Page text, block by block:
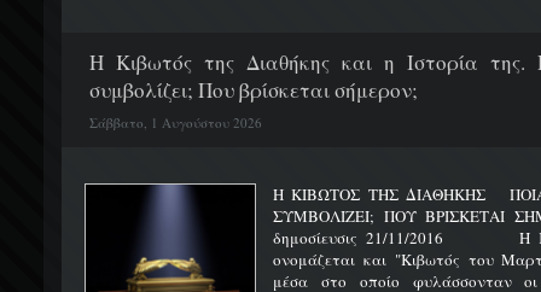
H Κιβωτός της Διαθήκης και η Ιστορία της.
συμβολίζει; Που βρίσκεται σήμερον;
Σάββατο, 1 Αυγούστου 2026
Η ΚΙΒΩΤΟΣ ΤΗΣ ΔΙΑΘΗΚΗΣ
ΣΥΜΒΟΛΙΖΕΙ; ΠΟΥ
δημοσίευσις 21/11/2016 Η
ονομάζεται και "Κιβωτός του
μέσα στο οποίο φυλάσσονταν